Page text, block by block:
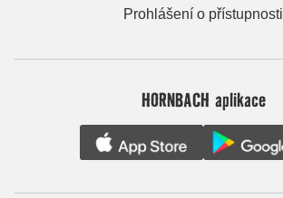
Prohlášení o přístupnosti
HORNBACH aplikace